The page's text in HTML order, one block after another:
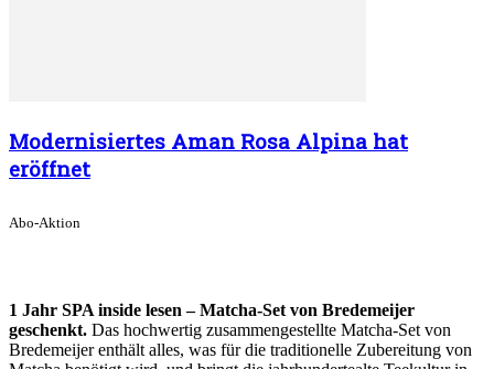
Modernisiertes Aman Rosa Alpina hat
eröffnet
Abo-Aktion
1 Jahr SPA inside lesen – Matcha-Set von Bredemeijer
geschenkt. Das hochwertig zusammengestellte Matcha-Set von
Bredemeijer enthält alles, was für die traditionelle Zubereitung von